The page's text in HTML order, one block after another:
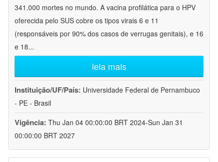
341.000 mortes no mundo. A vacina profilática para o HPV
oferecida pelo SUS cobre os tipos virais 6 e 11
(responsáveis por 90% dos casos de verrugas genitais), e 16
e 18...
leia mais
Instituição/UF/País: Universidade Federal de Pernambuco
- PE - Brasil
Vigência: Thu Jan 04 00:00:00 BRT 2024-Sun Jan 31
00:00:00 BRT 2027